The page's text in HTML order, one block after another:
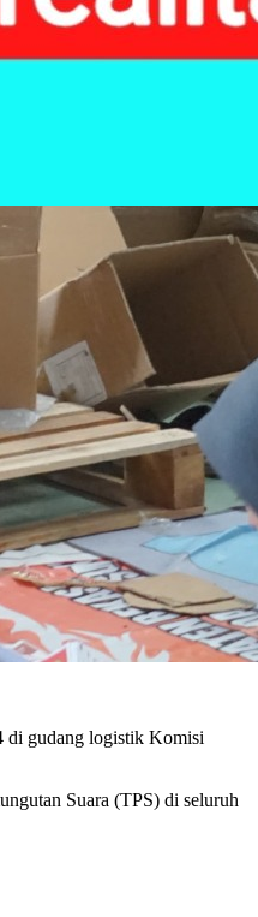
di gudang logistik Komisi
Suara (TPS) di seluruh